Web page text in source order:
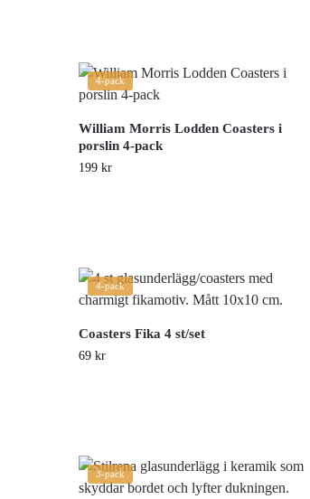
4-pack
William Morris Lodden Coasters i
porslin 4-pack
199 kr
4-pack
Coasters Fika 4 st/set
69 kr
3-pack